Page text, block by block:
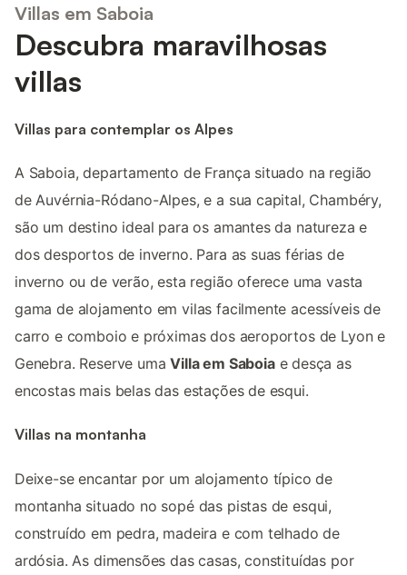
Villas em Saboia
Descubra maravilhosas
villas
Villas para contemplar os Alpes
A Saboia, departamento de França situado na região
de Auvérnia-Ródano-Alpes, e a sua capital, Chambéry,
são um destino ideal para os amantes da natureza e
dos desportos de inverno. Para as suas férias de
inverno ou de verão, esta região oferece uma vasta
gama de alojamento em vilas facilmente acessíveis de
carro e comboio e próximas dos aeroportos de Lyon e
Genebra. Reserve umaVilla em Saboiae desça as
encostas mais belas das estações de esqui.
Villas na montanha
Deixe-se encantar por um alojamento típico de
montanha situado no sopé das pistas de esqui,
construído em pedra, madeira e com telhado de
ardósia. As dimensões das casas, constituídas por